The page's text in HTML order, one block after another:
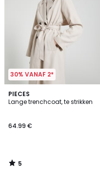
30% VANAF 2*
PIECES
Lange trenchcoat, te strikken
64.99 €
5
/
5
/